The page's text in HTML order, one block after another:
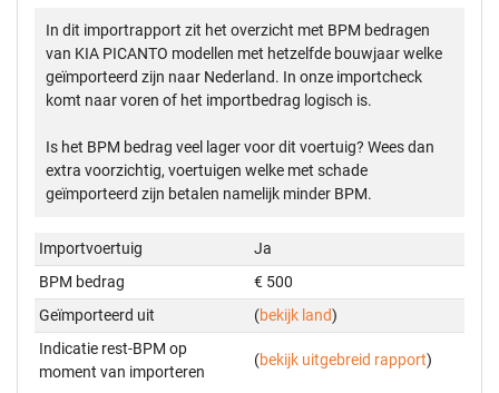
In dit importrapport zit het overzicht met BPM bedragen
van KIA PICANTO modellen met hetzelfde bouwjaar welke
geïmporteerd zijn naar Nederland. In onze importcheck
komt naar voren of het importbedrag logisch is.
Is het BPM bedrag veel lager voor dit voertuig? Wees dan
extra voorzichtig, voertuigen welke met schade
geïmporteerd zijn betalen namelijk minder BPM.
Importvoertuig
Ja
BPM bedrag
€ 500
Geïmporteerd uit
(bekijk land)
Indicatie rest-BPM op
moment van importeren
(bekijk uitgebreid rapport)